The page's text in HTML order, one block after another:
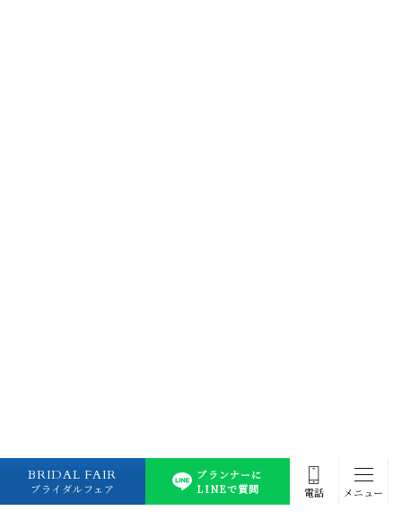
BRIDAL FAIR
ブライダルフェア
プランナーに
LINEで質問
電話 メニュー